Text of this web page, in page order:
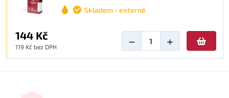
Skladem - externě
144 Kč
119 Kč bez DPH − +